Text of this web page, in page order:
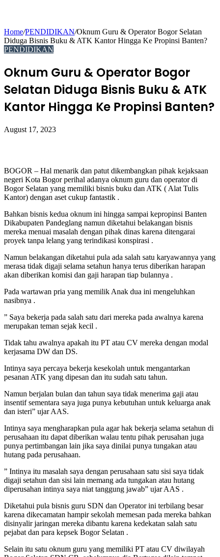
Home/PENDIDIKAN/Oknum Guru & Operator Bogor Selatan
Diduga Bisnis Buku & ATK Kantor Hingga Ke Propinsi Banten?
PENDIDIKAN
Oknum Guru & Operator Bogor
Selatan Diduga Bisnis Buku & ATK
Kantor Hingga Ke Propinsi Banten?
August 17, 2023
BOGOR – Hal menarik dan patut dikembangkan pihak kejaksaan
negeri Kota Bogor perihal adanya oknum guru dan operator di
Bogor Selatan yang memiliki bisnis buku dan ATK ( Alat Tulis
Kantor) dengan aset cukup fantastik .
Bahkan bisnis kedua oknum ini hingga sampai kepropinsi Banten
Dikabupaten Pandeglang namun diketahui belakangan bisnis
mereka menuai masalah dengan pihak dinas karena ditengarai
proyek tanpa lelang yang terindikasi konspirasi .
Namun belakangan diketahui pula ada salah satu karyawannya yang
merasa tidak digaji selama setahun hanya terus diberikan harapan
akan diberikan komisi dan gaji harapan tiap bulannya .
Pada wartawan pria yang memilik Anak dua ini mengeluhkan
nasibnya .
” Saya bekerja pada salah satu dari mereka pada awalnya karena
merupakan teman sejak kecil .
Tidak tahu awalnya apakah itu PT atau CV mereka dengan modal
kerjasama DW dan DS.
Intinya saya percaya bekerja kesekolah untuk mengantarkan
pesanan ATK yang dipesan dan itu sudah satu tahun.
Namun berjalan bulan dan tahun saya tidak menerima gaji atau
insentif sementara saya juga punya kebutuhan untuk keluarga anak
dan isteri” ujar AAS.
Intinya saya mengharapkan pula agar hak bekerja selama setahun di
perusahaan itu dapat diberikan walau tentu pihak perusahan juga
punya pertimbangan lain jika saya dinilai punya tungakan atau
hutang pada perusahaan.
” Intinya itu masalah saya dengan perusahaan satu sisi saya tidak
digaji setahun dan sisi lain memang ada tungakan atau hutang
diperusahan intinya saya niat tanggung jawab” ujar AAS .
Diketahui pula bisnis guru SDN dan Operator ini terbilang besar
karena dikecamatan hampir sekolah memesan pada mereka bahkan
disinyalir jaringan mereka dibantu karena kedekatan salah satu
pejabat dan para kepsek Bogor Selatan .
Selain itu satu oknum guru yang memiliki PT atau CV diwilayah